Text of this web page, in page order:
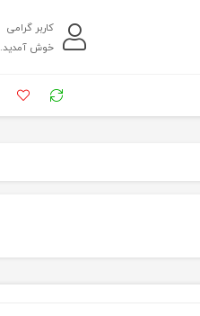
کاربر گرامی
خوش آمدید.